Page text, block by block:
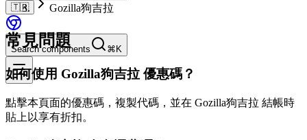
🇹🇼
Search components ⌘K
Gozilla狗吉拉
常見問題
如何使用 Gozilla狗吉拉 優惠碼？
點擊本頁面的優惠碼，複製代碼，並在 Gozilla狗吉拉 結帳時
貼上以享有折扣。